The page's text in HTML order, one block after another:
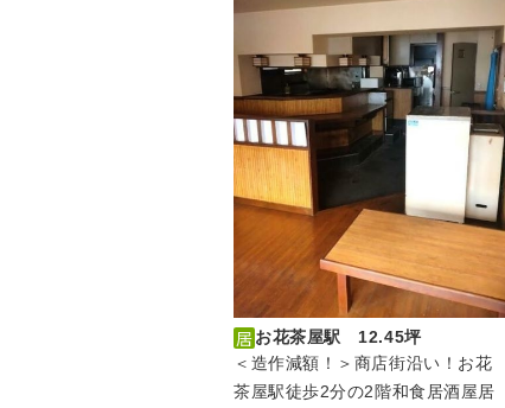
お花茶屋駅 12.45坪
＜造作減額！＞商店街沿い！お花
茶屋駅徒歩2分の2階和食居酒屋居